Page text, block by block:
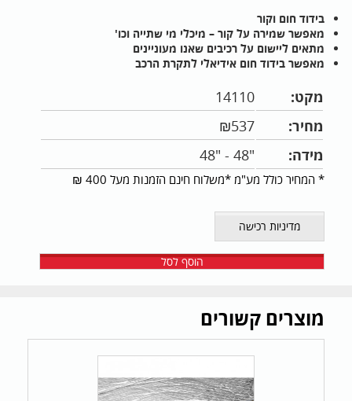
בידוד חום וקור
מאפשר שמירה על קור – מיכלי מי שתייה וכו'
מתאים ליישום על רכיבים שאנו מעוניינים
מאפשר בידוד חום אידיאלי לתקרת הרכב
מקט:
14110
מחיר:
₪537
מידה:
"48 - "48
* המחיר כולל מע"מ *משלוח חינם הזמנות מעל 400 ₪
מדיניות רכישה
הוסף לסל
מוצרים קשורים